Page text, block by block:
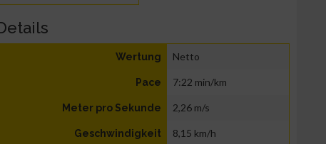
Wertung Netto
Pace 7:22 min/km
Meter pro Sekunde 2,26 m/s
Geschwindigkeit 8,15 km/h